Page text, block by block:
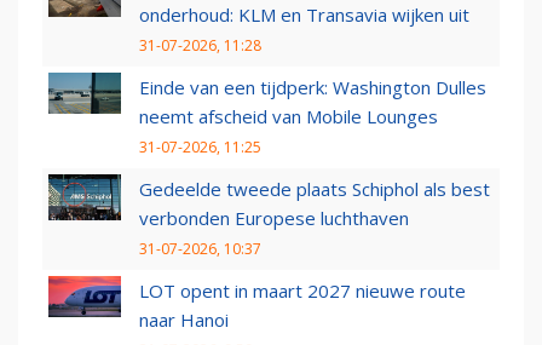
onderhoud: KLM en Transavia wijken uit
31-07-2026, 11:28
Einde van een tijdperk: Washington Dulles
neemt afscheid van Mobile Lounges
31-07-2026, 11:25
Gedeelde tweede plaats Schiphol als best
verbonden Europese luchthaven
31-07-2026, 10:37
LOT opent in maart 2027 nieuwe route
naar Hanoi